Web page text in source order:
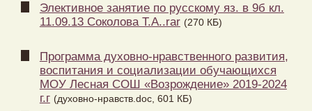
Элективное занятие по русскому яз. в 9б кл.
11.09.13 Соколова Т.А..rar (270 КБ)
Программа духовно-нравственного развития,
воспитания и социализации обучающихся
МОУ Лесная СОШ «Возрождение» 2019-2024
г.г (духовно-нравств.doc, 601 КБ)